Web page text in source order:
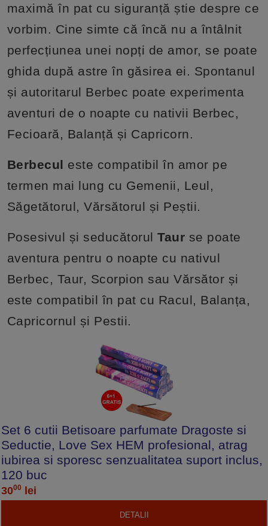
maximă în pat cu siguranță știe despre ce
vorbim. Cine simte că încă nu a întâlnit
perfecțiunea unei nopți de amor, se poate
ghida după astre în găsirea ei. Spontanul
și autoritarul Berbec poate experimenta
aventuri de o noapte cu nativii Berbec,
Fecioară, Balanță și Capricorn.
Berbecul este compatibil în amor pe
termen mai lung cu Gemenii, Leul,
Săgetătorul, Vărsătorul și Peștii.
Posesivul și seducătorulTaur se poate
aventura pentru o noapte cu nativul
Berbec, Taur, Scorpion sau Vărsător și
este compatibil în pat cu Racul, Balanța,
Capricornul și Pestii.
Set 6 cutii Betisoare parfumate Dragoste si
Seductie, Love Sex HEM profesional, atrag
iubirea si sporesc senzualitatea suport inclus,
120 buc
3000 lei
DETALII